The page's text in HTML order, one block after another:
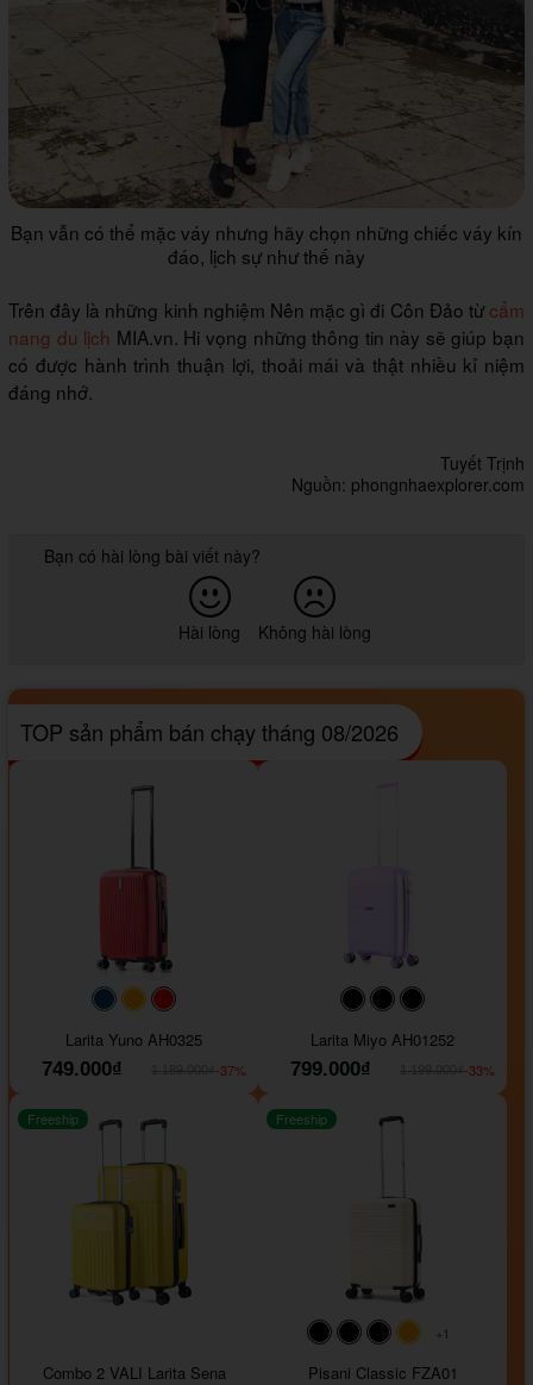
Bạn vẫn có thể mặc váy nhưng hãy chọn những chiếc váy kín
đáo, lịch sự như thế này
Trên đây là những kinh nghiệm Nên mặc gì đi Côn Đảo từ cẩm
nang du lịch MIA.vn. Hi vọng những thông tin này sẽ giúp bạn
có được hành trình thuận lợi, thoải mái và thật nhiều kỉ niệm
đáng nhớ.
Tuyết Trịnh
Nguồn: phongnhaexplorer.com
Bạn có hài lòng bài viết này?
Hài lòng Không hài lòng
TOP sản phẩm bán chạy tháng 08/2026
#093f69#ffa500
Larita Yuno AH0325
749.000₫
-37%
#000000#000000
Larita Miyo AH01252
799.000₫
-33%
Freeship
Combo 2 VALI Larita Sena
#000000#000000#000000
+1
Freeship
Pisani Classic FZA01